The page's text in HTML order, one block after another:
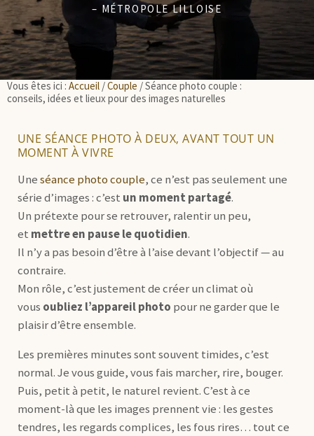
– MÉTROPOLE LILLOISE
Vous êtes ici : Accueil /Couple /Séance photo couple :
conseils, idées et lieux pour des images naturelles
UNE SÉANCE PHOTO À DEUX, AVANT TOUT UN
MOMENT À VIVRE
Uneséance photo couple, ce n’est pas seulement une
série d’images : c’est un moment partagé.
Un prétexte pour se retrouver, ralentir un peu,
et mettre en pause le quotidien.
Il n’y a pas besoin d’être à l’aise devant l’objectif — au
contraire.
Mon rôle, c’est justement de créer un climat où
vous oubliez l’appareil photo pour ne garder que le
plaisir d’être ensemble.
Les premières minutes sont souvent timides, c’est
normal. Je vous guide, vous fais marcher, rire, bouger.
Puis, petit à petit, le naturel revient. C’est à ce
moment-là que les images prennent vie : les gestes
tendres, les regards complices, les fous rires… tout ce